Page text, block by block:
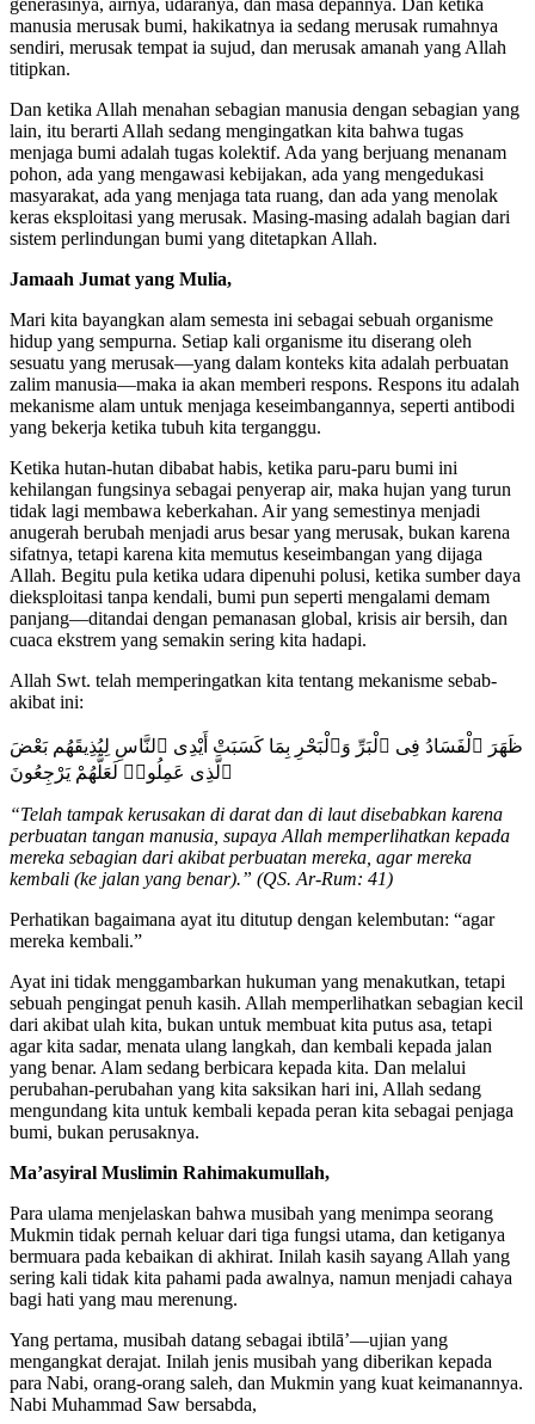
generasinya, airnya, udaranya, dan masa depannya. Dan ketika
manusia merusak bumi, hakikatnya ia sedang merusak rumahnya
sendiri, merusak tempat ia sujud, dan merusak amanah yang Allah
titipkan.
Dan ketika Allah menahan sebagian manusia dengan sebagian yang
lain, itu berarti Allah sedang mengingatkan kita bahwa tugas
menjaga bumi adalah tugas kolektif. Ada yang berjuang menanam
pohon, ada yang mengawasi kebijakan, ada yang mengedukasi
masyarakat, ada yang menjaga tata ruang, dan ada yang menolak
keras eksploitasi yang merusak. Masing-masing adalah bagian dari
sistem perlindungan bumi yang ditetapkan Allah.
Jamaah Jumat yang Mulia,
Mari kita bayangkan alam semesta ini sebagai sebuah organisme
hidup yang sempurna. Setiap kali organisme itu diserang oleh
sesuatu yang merusak—yang dalam konteks kita adalah perbuatan
zalim manusia—maka ia akan memberi respons. Respons itu adalah
mekanisme alam untuk menjaga keseimbangannya, seperti antibodi
yang bekerja ketika tubuh kita terganggu.
Ketika hutan-hutan dibabat habis, ketika paru-paru bumi ini
kehilangan fungsinya sebagai penyerap air, maka hujan yang turun
tidak lagi membawa keberkahan. Air yang semestinya menjadi
anugerah berubah menjadi arus besar yang merusak, bukan karena
sifatnya, tetapi karena kita memutus keseimbangan yang dijaga
Allah. Begitu pula ketika udara dipenuhi polusi, ketika sumber daya
dieksploitasi tanpa kendali, bumi pun seperti mengalami demam
panjang—ditandai dengan pemanasan global, krisis air bersih, dan
cuaca ekstrem yang semakin sering kita hadapi.
Allah Swt. telah memperingatkan kita tentang mekanisme sebab-
akibat ini:
ظَهَرَ ٱلْفَسَادُ فِى ٱلْبَرِّ وَٱلْبَحْرِ بِمَا كَسَبَتْ أَيْدِى ٱلنَّاسِ لِيُذِيقَهُم بَعْضَ
ٱلَّذِى عَمِلُوا۟ لَعَلَّهُمْ يَرْجِعُونَ
“Telah tampak kerusakan di darat dan di laut disebabkan karena
perbuatan tangan manusia, supaya Allah memperlihatkan kepada
mereka sebagian dari akibat perbuatan mereka, agar mereka
kembali (ke jalan yang benar).” (QS. Ar-Rum: 41)
Perhatikan bagaimana ayat itu ditutup dengan kelembutan: “agar
mereka kembali.”
Ayat ini tidak menggambarkan hukuman yang menakutkan, tetapi
sebuah pengingat penuh kasih. Allah memperlihatkan sebagian kecil
dari akibat ulah kita, bukan untuk membuat kita putus asa, tetapi
agar kita sadar, menata ulang langkah, dan kembali kepada jalan
yang benar. Alam sedang berbicara kepada kita. Dan melalui
perubahan-perubahan yang kita saksikan hari ini, Allah sedang
mengundang kita untuk kembali kepada peran kita sebagai penjaga
bumi, bukan perusaknya.
Ma’asyiral Muslimin Rahimakumullah,
Para ulama menjelaskan bahwa musibah yang menimpa seorang
Mukmin tidak pernah keluar dari tiga fungsi utama, dan ketiganya
bermuara pada kebaikan di akhirat. Inilah kasih sayang Allah yang
sering kali tidak kita pahami pada awalnya, namun menjadi cahaya
bagi hati yang mau merenung.
Yang pertama, musibah datang sebagai ibtilā’—ujian yang
mengangkat derajat. Inilah jenis musibah yang diberikan kepada
para Nabi, orang-orang saleh, dan Mukmin yang kuat keimanannya.
Nabi Muhammad Saw bersabda,